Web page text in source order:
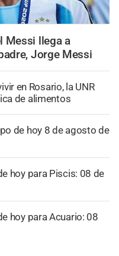
Messi llega a
Jorge Messi
en Rosario, la UNR
de alimentos
de hoy 8 de agosto de
hoy para Piscis: 08 de
hoy para Acuario: 08